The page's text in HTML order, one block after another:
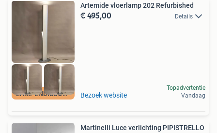
LAMPENDISCOUNT_NL
Artemide vloerlamp 202 Refurbished
€ 495,00 Details
Bezoek website
Topadvertentie
Vandaag
Martinelli Luce verlichting PIPISTRELLO